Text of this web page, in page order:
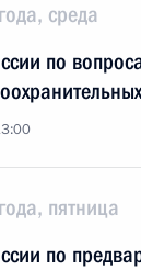
среда
по
пятница
по